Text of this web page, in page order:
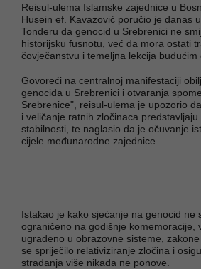
Reisul-ulema Islamske zajednice u
Husein ef. Kavazović poručio je danas
Tonderu da genocid u Srebrenici ne
historijsku fusnotu, već da mora ostati
čovječanstvu i temeljna lekcija budućim
Govoreći na centralnoj manifestaciji
genocida u Srebrenici i otvaranja
Srebrenice", reisul-ulema je upozorio
i veličanje ratnih zločinaca
stabilnosti, te naglasio da je očuvanje
cijele međunarodne zajednice.
Istakao je kako sjećanje na genocid ne
ograničeno na godišnje komemoracije,
ugrađeno u obrazovne sisteme,
se spriječilo relativiziranje zločina i
stradanja više nikada ne ponove.